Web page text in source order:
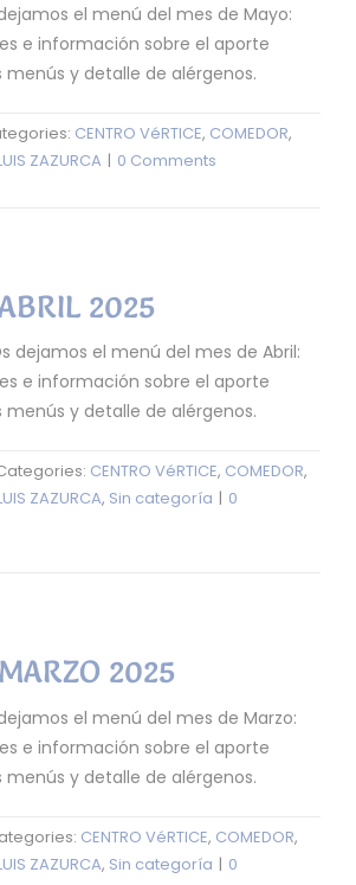
el menú del mes de Mayo:
e información sobre el aporte
menús y detalle de alérgenos.
CENTRO VéRTICE, COMEDOR,
ZAZURCA | 0 Comments
2025
dejamos el menú del mes de Abril:
e información sobre el aporte
menús y detalle de alérgenos.
CENTRO VéRTICE, COMEDOR,
ZAZURCA, Sin categoría | 0
2025
el menú del mes de Marzo:
e información sobre el aporte
menús y detalle de alérgenos.
CENTRO VéRTICE, COMEDOR,
ZAZURCA, Sin categoría | 0